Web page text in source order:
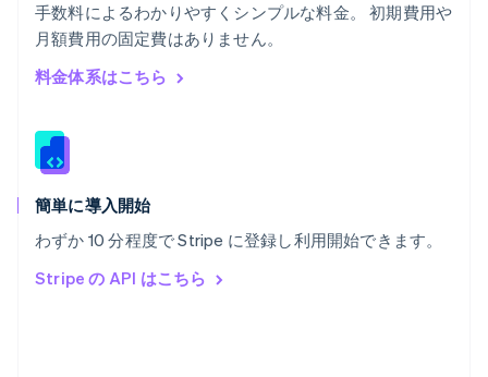
手数料によるわかりやすくシンプルな料金。 初期費用や
月額費用の固定費はありません。
料金体系はこちら
簡単に導入開始
わずか 10 分程度で Stripe に登録し利用開始できます。
Stripe の API はこちら
English
マレーシア
English简体中文
メキシコ
ラトビア
リトアニア
English
DeutschEnglish
English